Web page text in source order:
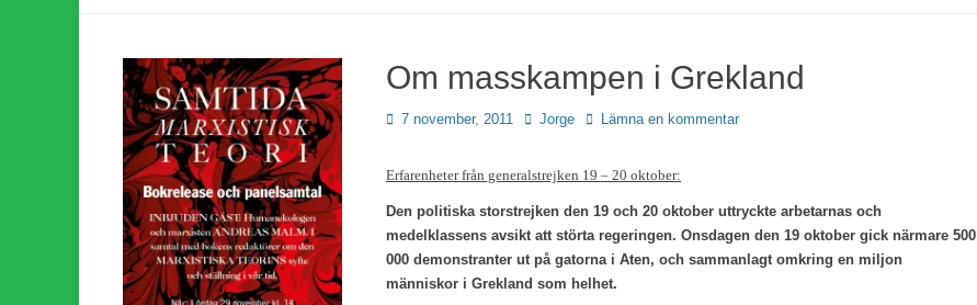
Om masskampen i Grekland
Publicerad
7 november, 2011 Författare
Jorge Lämna en kommentar
Erfarenheter från generalstrejken 19 – 20 oktober:
Den politiska storstrejken den 19 och 20 oktober uttryckte arbetarnas och
medelklassens avsikt att störta regeringen. Onsdagen den 19 oktober gick närmare 500
000 demonstranter ut på gatorna i Aten, och sammanlagt omkring en miljon
människor i Grekland som helhet.